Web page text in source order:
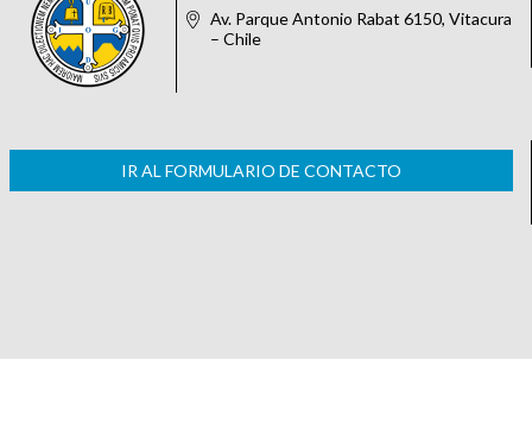
Av. Parque Antonio Rabat 6150, Vitacura
– Chile
IR AL FORMULARIO DE CONTACTO